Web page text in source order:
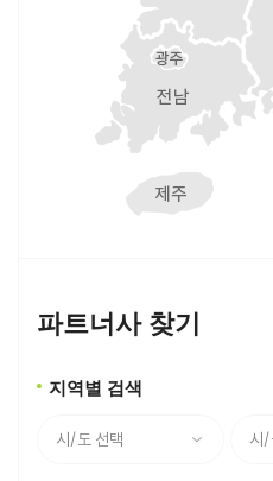
파트너사 찾기
지역별 검색